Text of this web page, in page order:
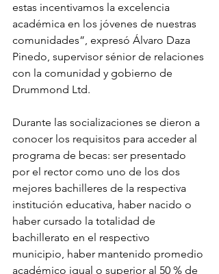
estas incentivamos la excelencia
académica en los jóvenes de nuestras
comunidades”, expresó Álvaro Daza
Pinedo, supervisor sénior de relaciones
con la comunidad y gobierno de
Drummond Ltd.
Durante las socializaciones se dieron a
conocer los requisitos para acceder al
programa de becas: ser presentado
por el rector como uno de los dos
mejores bachilleres de la respectiva
institución educativa, haber nacido o
haber cursado la totalidad de
bachillerato en el respectivo
municipio, haber mantenido promedio
académico igual o superior al 50 % de